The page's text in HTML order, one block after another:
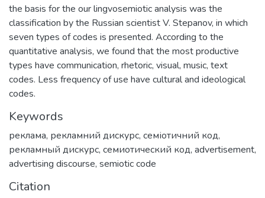
the basis for the our lingvosemiotic analysis was the
classification by the Russian scientist V. Stepanov, in which
seven types of codes is presented. According to the
quantitative analysis, we found that the most productive
types have communication, rhetoric, visual, music, text
codes. Less frequency of use have cultural and ideological
codes.
Keywords
реклама, рекламний дискурс, семіотичний код,
рекламный дискурс, семиотический код, advertisement,
advertising discourse, semiotic code
Citation